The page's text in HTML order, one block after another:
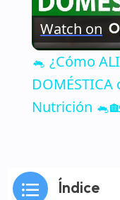
Watch on
🐁 ¿Cómo
Nutrición
Índice